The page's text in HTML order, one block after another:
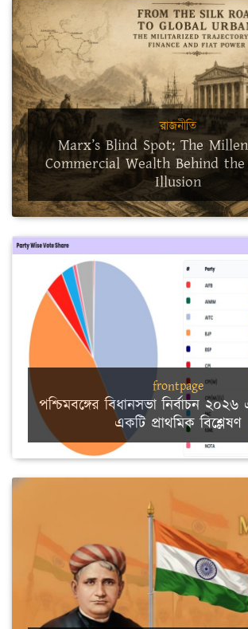
রাজনীতি
Marx’s Blind Spot: The
Commercial Wealth Behind
Illusion
frontpage
পশ্চিমবঙ্গের বিধানসভা নির্বাচন
একটি প্রাথমিক বিশ্লেষণ